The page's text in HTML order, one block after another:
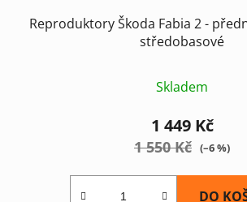
Reproduktory Škoda Fabia 2 -
středobasové
hodnocení
produktu
je
Skladem
1 449 Kč
1 550 Kč (–6 %)
DO